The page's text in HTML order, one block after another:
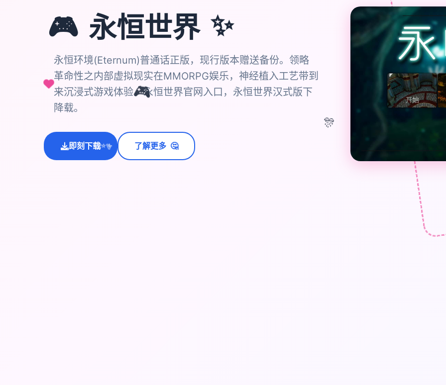
🎮
🎮 永恒世界 ✨
永恒环境(Eternum)普通话正版，现行版本赠送备份。领略
革命性之内部虚拟现实在MMORPG娱乐，神经植入工艺带到
来沉浸式游戏体验。永恒世界官网入口，永恒世界汉式版下
降载。
即刻下载
✨⭐💫 了解更多 🤔
🎊